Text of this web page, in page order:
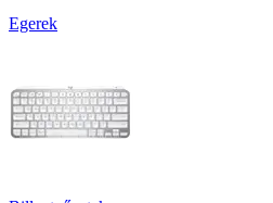
Egerek